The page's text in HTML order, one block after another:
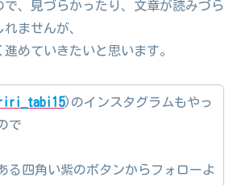
で、見づらかったり、文章が読みづら
ませんが、
めていきたいと思います。
)のインスタグラムもやっ
で
る四角い紫のボタンからフォローよ